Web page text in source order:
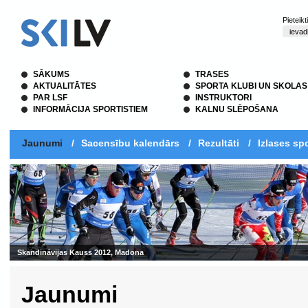
SĀKUMS
AKTUALITĀTES
PAR LSF
INFORMĀCIJA SPORTISTIEM
TRASES
SPORTA KLUBI UN SKOLAS
INSTRUKTORI
KALNU SLĒPOŠANA
Jaunumi / Sacensību kalendārs / Rezultāti / Izlases
Skandināvijas Kauss 2012, Madona
Jaunumi